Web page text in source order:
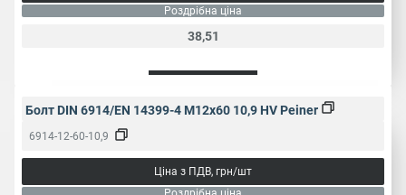
Роздрібна ціна
38,51
Болт DIN 6914/EN 14399-4 M12x60 10,9 HV Peiner
6914-12-60-10,9
Ціна з ПДВ, грн/шт